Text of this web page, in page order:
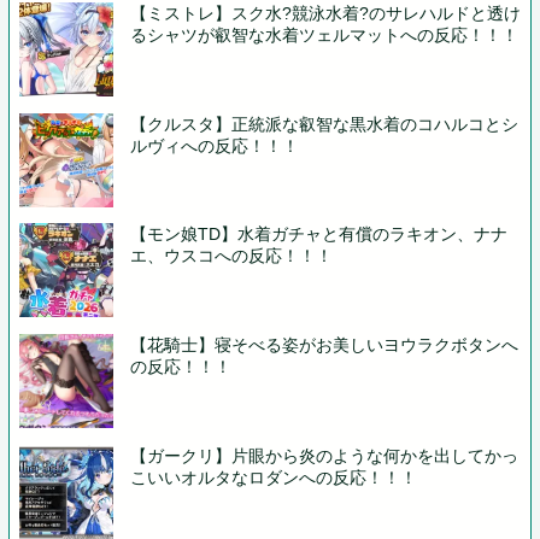
【ミストレ】スク水?競泳水着?のサレハルドと透け
るシャツが叡智な水着ツェルマットへの反応！！！
【クルスタ】正統派な叡智な黒水着のコハルコとシ
ルヴィへの反応！！！
【モン娘TD】水着ガチャと有償のラキオン、ナナ
エ、ウスコへの反応！！！
【花騎士】寝そべる姿がお美しいヨウラクボタンへ
の反応！！！
【ガークリ】片眼から炎のような何かを出してかっ
こいいオルタなロダンへの反応！！！